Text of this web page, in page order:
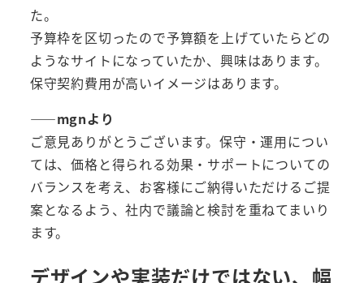
た。
予算枠を区切ったので予算額を上げていたらどの
ようなサイトになっていたか、興味はあります。
保守契約費用が高いイメージはあります。
――mgnより
ご意見ありがとうございます。保守・運用につい
ては、価格と得られる効果・サポートについての
バランスを考え、お客様にご納得いただけるご提
案となるよう、社内で議論と検討を重ねてまいり
ます。
デザインや実装だけではない、幅